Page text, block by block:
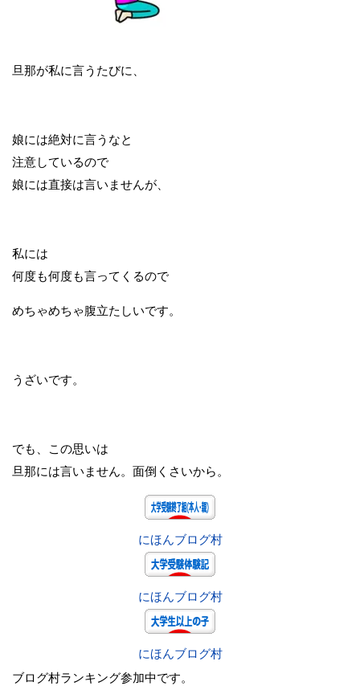
旦那が私に言うたびに、
娘には絶対に言うなと
注意しているので
娘には直接は言いませんが、
私には
何度も何度も言ってくるので
めちゃめちゃ腹立たしいです。
うざいです。
でも、この思いは
旦那には言いません。面倒くさいから。
にほんブログ村
にほんブログ村
にほんブログ村
ブログ村ランキング参加中です。